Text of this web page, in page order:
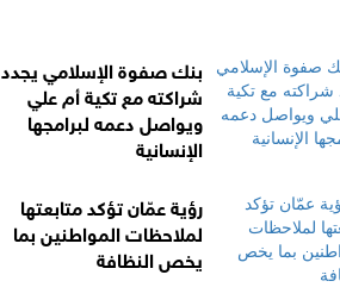
بنك صفوة الإسلامي يجدد
شراكته مع تكية أم علي
ويواصل دعمه لبرامجها
الإنسانية
رؤية عمّان تؤكد متابعتها
لملاحظات المواطنين بما
يخص النظافة